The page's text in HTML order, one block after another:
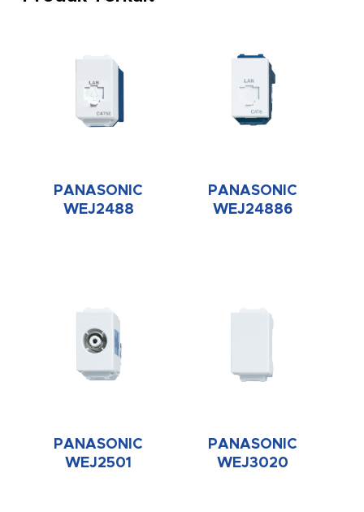
PANASONIC
WEJ2488
PANASONIC
WEJ24886
PANASONIC
WEJ2501
PANASONIC
WEJ3020